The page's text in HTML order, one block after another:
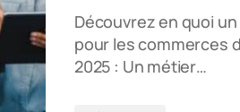
Découvrez en quoi
pour les commerces
2025 : Un métier…